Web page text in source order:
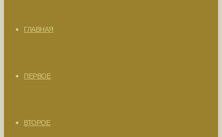
ГЛАВНАЯ
ПЕРВОЕ
ВТОРОЕ